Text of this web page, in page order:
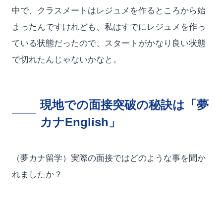
中で、クラスメートはレジュメを作るところから始
まったんですけれども、私はすでにレジュメを作っ
ている状態だったので、スタートがかなり良い状態
で切れたんじゃないかなと。
現地での面接突破の秘訣は「夢
カナEnglish」
（夢カナ留学）実際の面接ではどのような事を聞か
れましたか？